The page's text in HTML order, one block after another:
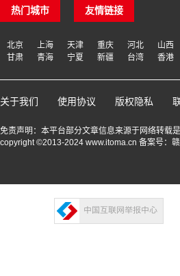
热门城市 友情链接
北京 上海 天津 重庆 河北 山西
甘肃
青海 宁夏 新疆 台湾 香港
关于我们 使用协议 版权隐私
免责声明：本平台部分文章信息来源于网络转载
copyright ©2013-2024 www.itoma.cn 备案号：